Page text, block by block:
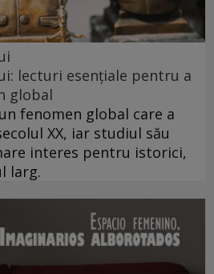
lecturi esențiale pentru a
global
fenomen global care a
XX, iar studiul său
interes pentru istorici,
larg.